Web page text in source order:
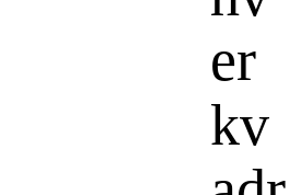
er
kv